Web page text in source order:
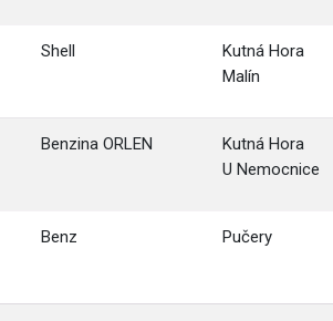
Shell
Kutná Hora
Malín
Benzina ORLEN
Kutná Hora
U Nemocnice
Benz Pučery